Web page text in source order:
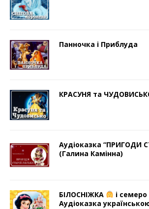
Панночка і Приблуда
КРАСУНЯ та
Аудіоказка “ПРИГОДИ
(Галина Камінна)
БІЛОСНІЖКА
і семеро
Аудіоказка